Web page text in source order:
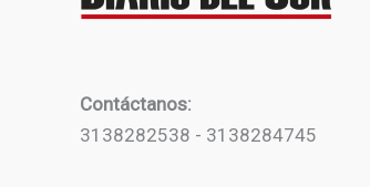
Contáctanos:
3138282538 - 3138284745